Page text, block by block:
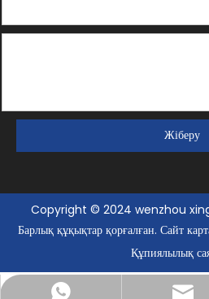
+86-
+86-
Жіберу
Copyright © 2024 wenzhou
Барлық құқықтар қорғалған. Сайт
Құпиялылық